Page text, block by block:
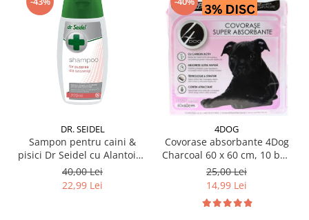
DR. SEIDEL
Sampon pentru caini &
pisici Dr Seidel cu Alantoina
220 ml
40,00 Lei
22,99 Lei
4DOG
Covorase absorbante 4Dog
Charcoal 60 x 60 cm, 10 buc
/ pachet
25,00 Lei
14,99 Lei